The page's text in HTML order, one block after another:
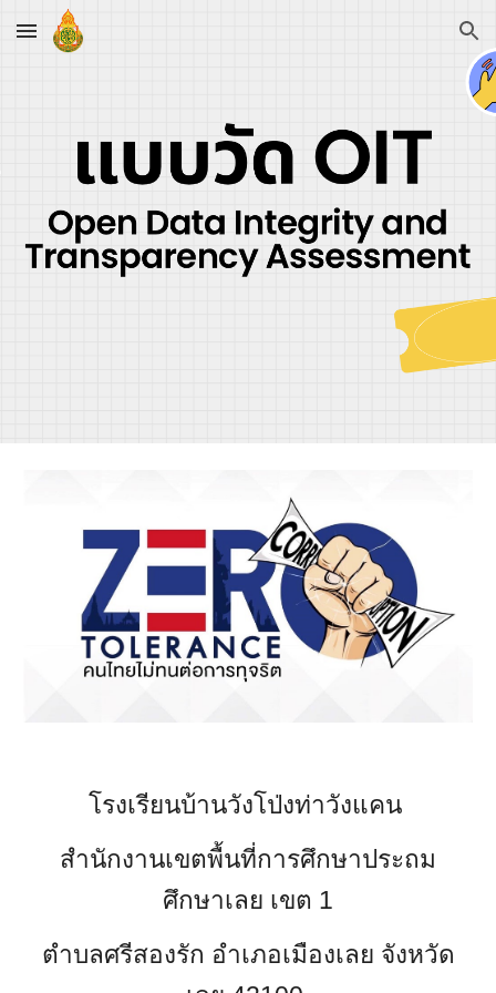
Skip to main content Skip to navigation
โรงเรียนบ้านวังโป่งท่าวังแคน
สำนักงานเขตพื้นที่การศึกษาประถม
ศึกษาเลย เขต 1
ตำบลศรีสองรัก อำเภอเมืองเลย จังหวัด